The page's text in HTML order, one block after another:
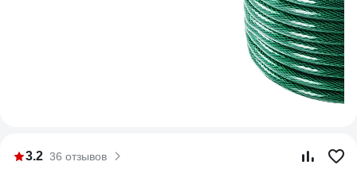
3.2 36 отзывов